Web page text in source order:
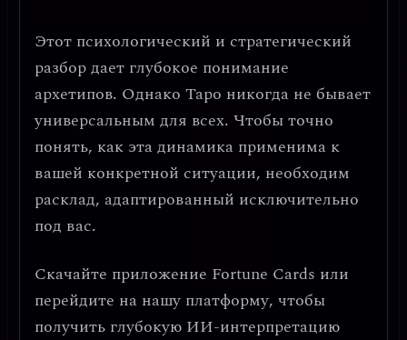
Этот психологический и стратегический
разбор дает глубокое понимание
архетипов. Однако Таро никогда не бывает
универсальным для всех. Чтобы точно
понять, как эта динамика применима к
вашей конкретной ситуации, необходим
расклад, адаптированный исключительно
под вас.
Скачайте приложение Fortune Cards или
перейдите на нашу платформу, чтобы
получить глубокую ИИ-интерпретацию